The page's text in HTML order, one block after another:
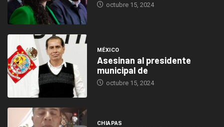
octubre 15, 2024
MÉXICO
Asesinan al presidente
municipal de
octubre 15, 2024
CHIAPAS